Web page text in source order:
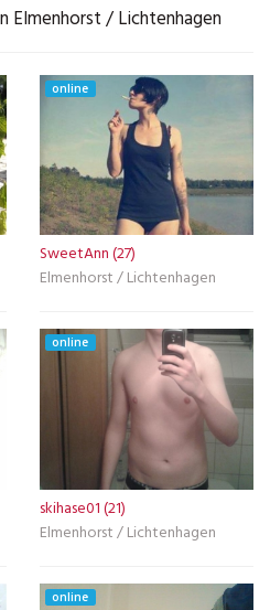
Elmenhorst / Lichtenhagen
online
SweetAnn (27)
Elmenhorst / Lichtenhagen
online
skihase01 (21)
Elmenhorst / Lichtenhagen
online